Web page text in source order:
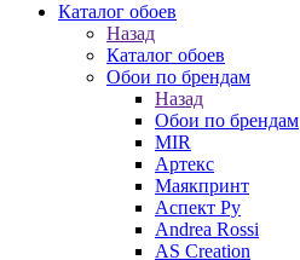
Каталог обоев
Назад
Каталог обоев
Обои по брендам
Назад
Обои по брендам
MIR
Артекс
Маякпринт
Аспект Ру
Andrea Rossi
AS Creation